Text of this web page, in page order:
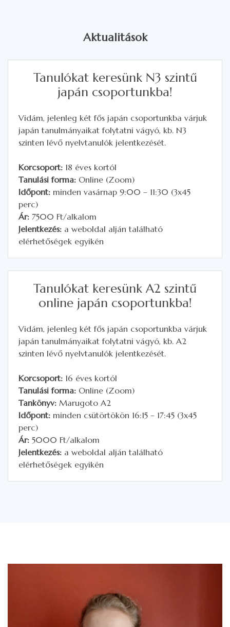
Aktualitások
Tanulókat keresünk N3 szintű
japán csoportunkba!
Vidám, jelenleg két fős japán csoportunkba várjuk
japán tanulmányaikat folytatni vágyó, kb. N3
szinten lévő nyelvtanulók jelentkezését.
Korcsoport: 18 éves kortól
Tanulási forma: Online (Zoom)
Időpont: minden vasárnap 9:00 – 11:30 (3x45
perc)
Ár: 7500 Ft/alkalom
Jelentkezés: a weboldal alján található
elérhetőségek egyikén
Tanulókat keresünk A2 szintű
online japán csoportunkba!
Vidám, jelenleg két fős japán csoportunkba várjuk
japán tanulmányaikat folytatni vágyó, kb. A2
szinten lévő nyelvtanulók jelentkezését.
Korcsoport: 16 éves kortól
Tanulási forma: Online (Zoom)
Tankönyv: Marugoto A2
Időpont: minden csütörtökön 16:15 – 17:45 (3x45
perc)
Ár: 5000 Ft/alkalom
Jelentkezés: a weboldal alján található
elérhetőségek egyikén